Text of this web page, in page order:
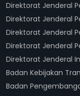
Direktorat Jenderal
Direktorat Jenderal
Direktorat Jenderal
Direktorat Jenderal
Direktorat Jenderal
Badan Kebijakan
Badan